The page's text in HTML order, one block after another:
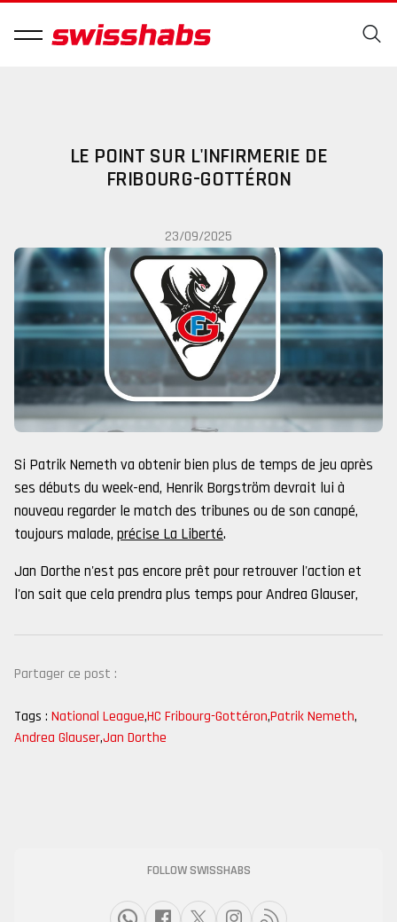
LE POINT SUR L'INFIRMERIE DE
FRIBOURG-GOTTÉRON
23/09/2025
Si Patrik Nemeth va obtenir bien plus de temps de jeu après
ses débuts du week-end, Henrik Borgström devrait lui à
nouveau regarder le match des tribunes ou de son canapé,
toujours malade, précise La Liberté.
Jan Dorthe n'est pas encore prêt pour retrouver l'action et
l'on sait que cela prendra plus temps pour Andrea Glauser,
Partager ce post :
Tags : National League,HC Fribourg-Gottéron,Patrik Nemeth,
Andrea Glauser,Jan Dorthe
FOLLOW SWISSHABS